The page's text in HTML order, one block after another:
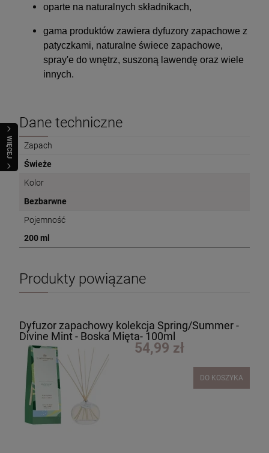
WIĘCEJ
oparte na naturalnych składnikach,
gama produktów zawiera dyfuzory zapachowe z
patyczkami, naturalne świece zapachowe,
spray'e do wnętrz, suszoną lawendę oraz wiele
innych.
Dane techniczne
Zapach
Świeże
Kolor
Bezbarwne
Pojemność
200 ml
Produkty powiązane
Dyfuzor zapachowy kolekcja Spring/Summer -
Divine Mint - Boska Mięta- 100ml
54,99 zł
DO KOSZYKA